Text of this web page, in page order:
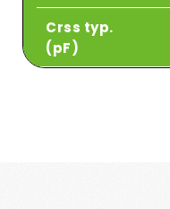
Crss typ.
(pF)